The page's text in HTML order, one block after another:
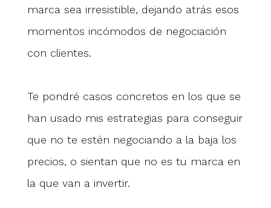
marca sea irresistible, dejando atrás esos
momentos incómodos de negociación
con clientes.
Te pondré casos concretos en los que se
han usado mis estrategias para conseguir
que no te estén negociando a la baja los
precios, o sientan que no es tu marca en
la que van a invertir.